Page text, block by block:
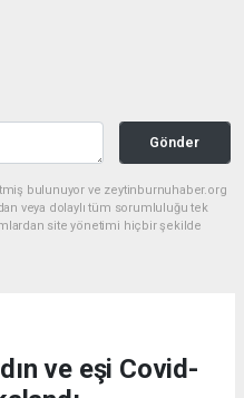
Gönder
bulunuyor ve zeytinburnuhaber.org
veya dolaylı tüm sorumluluğu tek
site yönetimi hiçbir şekilde
ve eşi Covid-